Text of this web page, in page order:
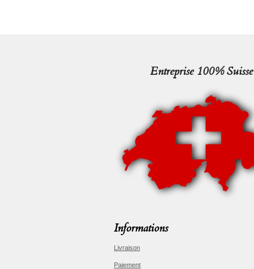
Entreprise 100% Suisse
Informations
Livraison
Paiement